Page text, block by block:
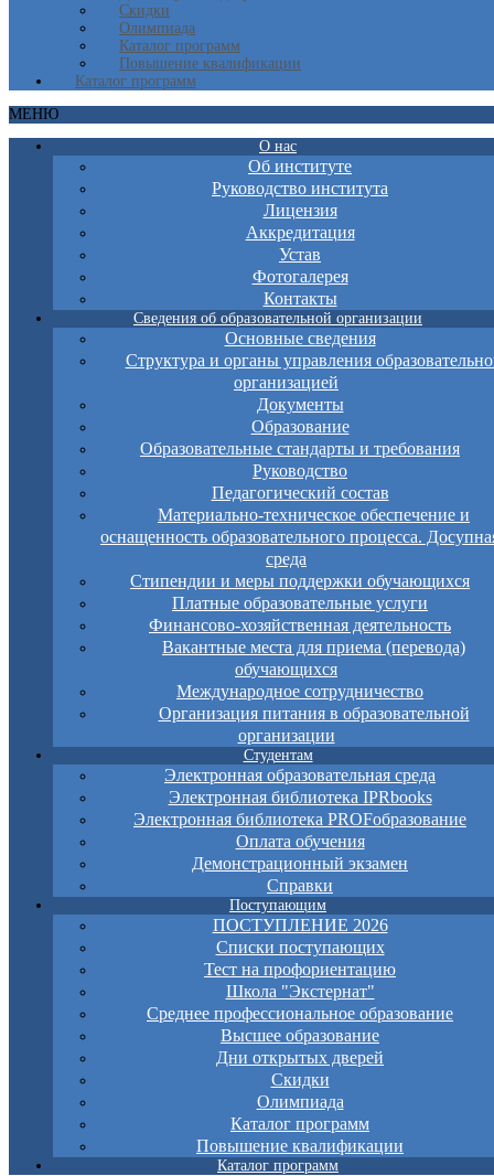
Скидки
Олимпиада
Каталог программ
Повышение квалификации
Каталог программ
МЕНЮ
О нас
Об институте
Руководство института
Лицензия
Аккредитация
Устав
Фотогалерея
Контакты
Сведения об образовательной организации
Основные сведения
Структура и органы управления
организацией
Документы
Образование
Образовательные стандарты и требования
Руководство
Педагогический состав
Материально-техническое обеспечение и
оснащенность образовательного процесса.
среда
Стипендии и меры поддержки обучающихся
Платные образовательные услуги
Финансово-хозяйственная деятельность
Вакантные места для приема (перевода)
обучающихся
Международное сотрудничество
Организация питания в образовательной
организации
Студентам
Электронная образовательная среда
Электронная библиотека IPRbooks
Электронная библиотека PROFобразование
Оплата обучения
Демонстрационный экзамен
Справки
Поступающим
ПОСТУПЛЕНИЕ 2026
Списки поступающих
Тест на профориентацию
Школа "Экстернат"
Среднее профессиональное образование
Высшее образование
Дни открытых дверей
Скидки
Олимпиада
Каталог программ
Повышение квалификации
Каталог программ